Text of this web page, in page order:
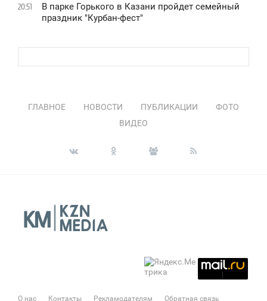
20:51
В парке Горького в Казани пройдет семейный
праздник "Курбан-фест"
ГЛАВНОЕ НОВОСТИ ПУБЛИКАЦИИ
ФОТО
ВИДЕО
О нас Контакты Рекламодателям Обратная связь